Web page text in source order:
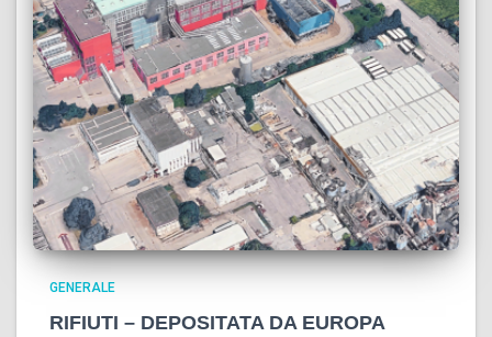
GENERALE
RIFIUTI – DEPOSITATA DA EUROPA